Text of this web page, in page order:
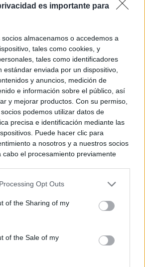
es importante para
almacenamos o accedemos a
tales como cookies, y
tales como identificadores
estándar enviada por un dispositivo,
y anuncios, medición de
e información sobre el público, así
y mejorar productos. Con su permiso,
podemos utilizar datos de
precisa e identificación mediante las
Puede hacer clic para
a nosotros y a nuestros socios
cabo el procesamiento previamente
Tenga en cuenta que algún
pero usted tiene el derecho de
Sus preferencias se aplicarán
de nuevo en este sitio web o
de privacidad.
Opt Outs
of the Sharing of my
of the Sale of my